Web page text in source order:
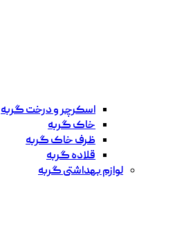
اسکرچر و درخت گربه
خاک گربه
ظرف خاک گربه
قلاده گربه
لوازم بهداشتی گربه